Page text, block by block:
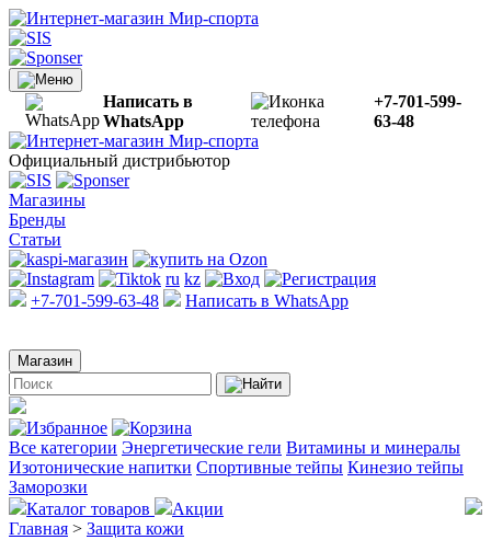
Написать в
WhatsApp
+7-701-599-
63-48
Официальный дистрибьютор
Магазины
Бренды
Статьи
ru kz
+7-701-599-63-48
Написать в WhatsApp
Магазин
Все категории Энергетические гели Витамины и минералы
Изотонические напитки Спортивные тейпы Кинезио тейпы
Заморозки
Каталог товаров
Акции
Главная > Защита кожи